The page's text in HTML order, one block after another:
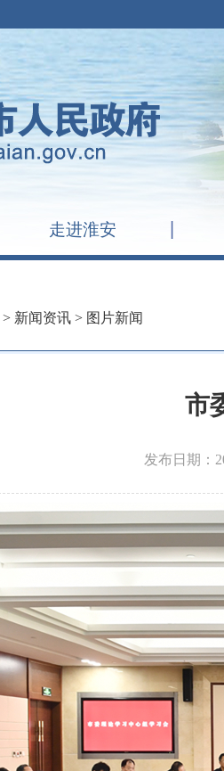
走进淮安
> 新闻资讯 > 图片新闻
市
发布日期：